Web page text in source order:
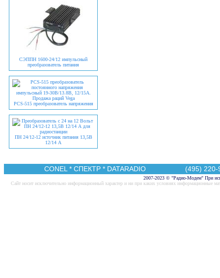
СЭППН 1600-24/12 импульсный
преобразователь питания
PCS-515 преобразователь напряжения
ПН 24/12-12 источник питания 13,5В
12/14 А
CONEL * СПЕКТР* DATARADIO(495) 220-
2007-2023 © "Радио-Модем" При
Cайт носит исключительно информационный характер и ни при каких условиях информационные